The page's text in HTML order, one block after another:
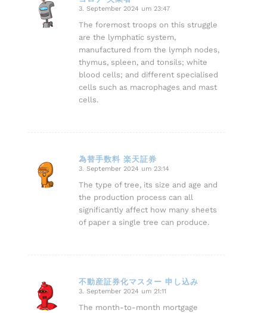
sagte:
3. September 2024 um 23:47
The foremost troops on this struggle
are the lymphatic system,
manufactured from the lymph nodes,
thymus, spleen, and tonsils; white
blood cells; and different specialised
cells such as macrophages and mast
cells.
為替手数料 楽天証券
sagte:
3. September 2024 um 23:14
The type of tree, its size and age and
the production process can all
significantly affect how many sheets
of paper a single tree can produce.
不動産証券化マスター 申し込み
sagte:
3. September 2024 um 21:11
The month-to-month mortgage